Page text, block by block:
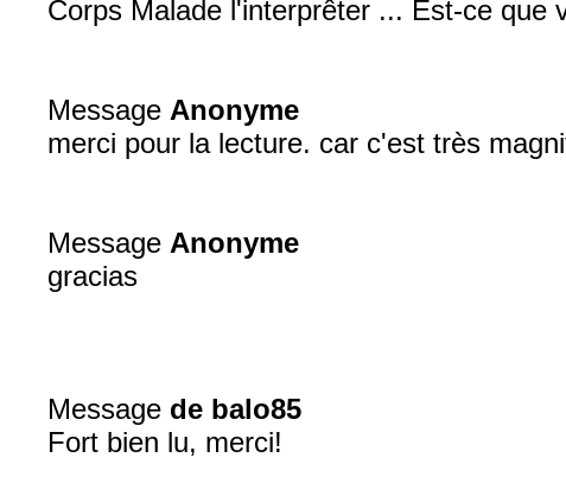
Corps Malade l'interprêter ... Est-ce que
Message Anonyme
merci pour la lecture. car c'est très
Message Anonyme
gracias
Message de balo85
Fort bien lu, merci!